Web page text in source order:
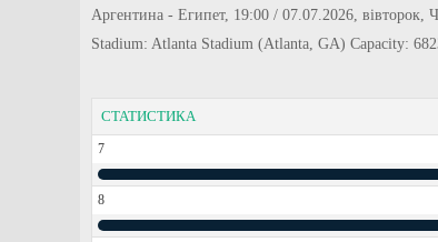
Аргентина - Египет, 19:00 / 07.07.2026,
Stadium: Atlanta Stadium (Atlanta, GA) Capacity:
СТАТИСТИКА
7
8